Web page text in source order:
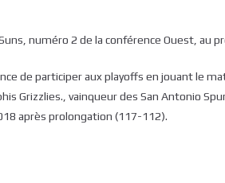
numéro 2 de la conférence Ouest, au
de participer aux playoffs en jouant le
Grizzlies., vainqueur des San Antonio
après prolongation (117-112).